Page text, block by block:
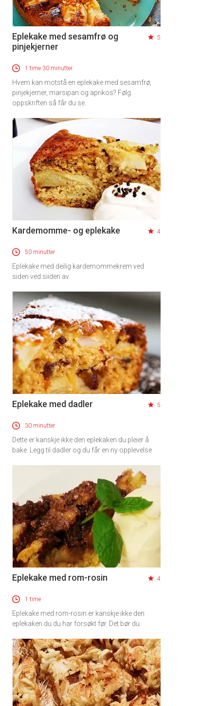
Eplekake med sesamfrø og
pinjekjerner
5
1 time 30 minutter
Hvem kan motstå en eplekake med sesamfrø,
pinjekjerner, marsipan og aprikos? Følg
oppskriften så får du se.
Kardemomme- og eplekake 4
50 minutter
Eplekake med deilig kardemommekrem ved
siden ved siiden av.
Eplekake med dadler 5
30 minutter
Dette er kanskje ikke den eplekaken du pleier å
bake. Legg til dadler og du får en ny opplevelse
Eplekake med rom-rosin 4
1 time
Eplekake med rom-rosin er kanskje ikke den
eplekaken du du har forsøkt før. Det bør du.